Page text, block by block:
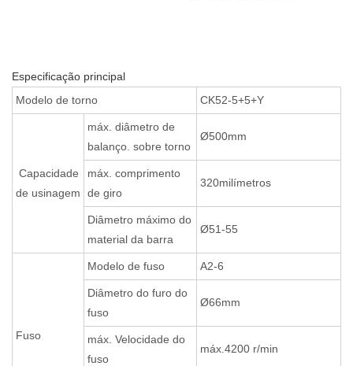
Especificação principal
Modelo de torno
CK52-5+5+Y
Capacidade
de usinagem
máx. diâmetro de
balanço. sobre torno
Ø500mm
máx. comprimento
de giro
320milímetros
Diâmetro máximo do
material da barra
Ø51-55
Fuso
Modelo de fuso A2-6
Diâmetro do furo do
fuso
Ø66mm
máx. Velocidade do
fuso
máx.4200 r/min